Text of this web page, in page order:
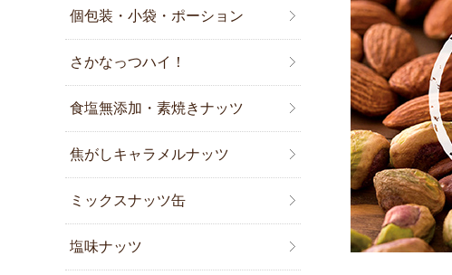
個包装・小袋・ポーション
さかなっつハイ！
食塩無添加・素焼きナッツ
焦がしキャラメルナッツ
ミックスナッツ缶
塩味ナッツ